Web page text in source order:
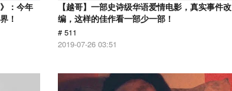
：今年
！
【越哥】一部史诗级华语爱情电影，真实事件改
编，这样的佳作看一部少一部！
# 511
2019-07-26 03:51